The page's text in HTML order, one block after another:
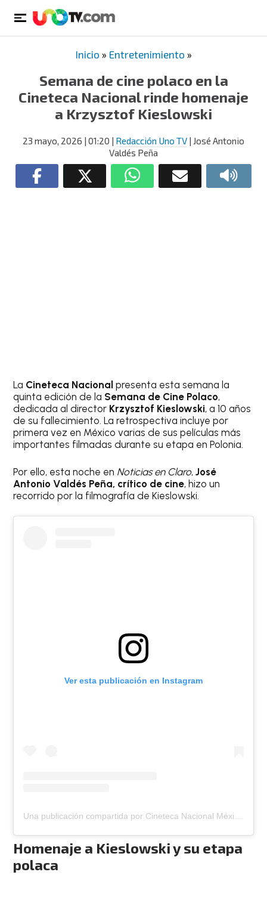
Inicio » Entretenimiento »
Semana de cine polaco en la
Cineteca Nacional rinde homenaje
a Krzysztof Kieslowski
23 mayo, 2026 | 01:20 | Redacción Uno TV | José Antonio
Valdés Peña
La Cineteca Nacional presenta esta semana la
quinta edición de la Semana de Cine Polaco,
dedicada al director Krzysztof Kieslowski, a 10 años
de su fallecimiento. La retrospectiva incluye por
primera vez en México varias de sus películas más
importantes filmadas durante su etapa en Polonia.
Por ello, esta noche en Noticias en Claro,José
Antonio Valdés Peña, crítico de cine, hizo un
recorrido por la filmografía de Kieslowski.
Ver esta publicación en Instagram
Homenaje a Kieslowski y su etapa
polaca